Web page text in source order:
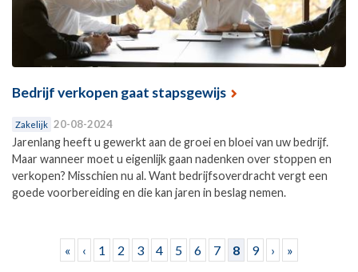
Bedrijf verkopen gaat stapsgewijs
Zakelijk 20-08-2024
Jarenlang heeft u gewerkt aan de groei en bloei van uw bedrijf.
Maar wanneer moet u eigenlijk gaan nadenken over stoppen en
verkopen? Misschien nu al. Want bedrijfsoverdracht vergt een
goede voorbereiding en die kan jaren in beslag nemen.
« ‹ 1 2 3 4 5 6 7 8 9 › »